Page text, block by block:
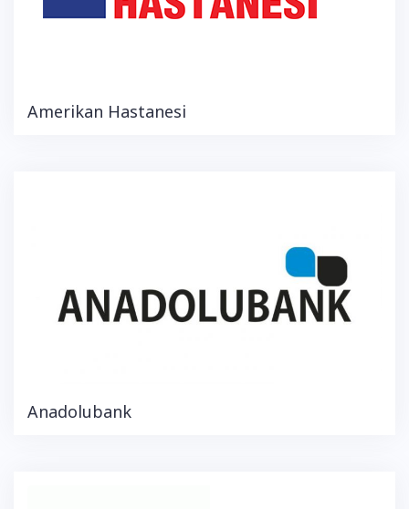
Amerikan Hastanesi
Anadolubank